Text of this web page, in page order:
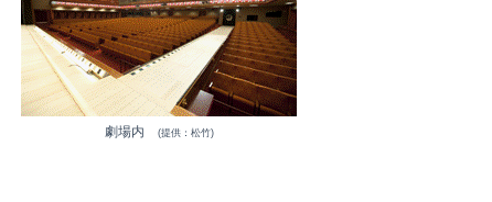
劇場内 (提供：松竹)